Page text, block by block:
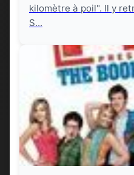
kilomètre à poil". Il y
S...